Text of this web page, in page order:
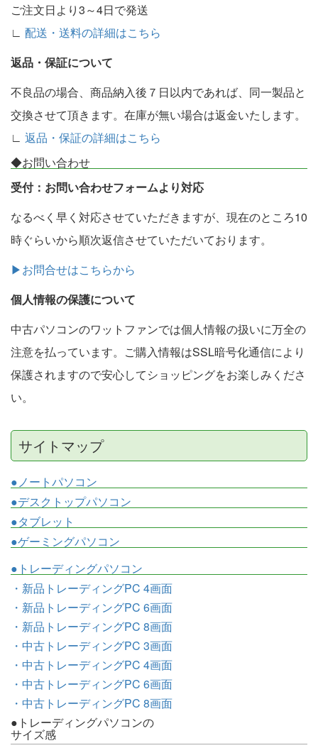
ご注文日より3～4日で発送
∟ 配送・送料の詳細はこちら
返品・保証について
不良品の場合、商品納入後７日以内であれば、同一製品と
交換させて頂きます。在庫が無い場合は返金いたします。
∟ 返品・保証の詳細はこちら
◆お問い合わせ
受付：お問い合わせフォームより対応
なるべく早く対応させていただきますが、現在のところ10
時ぐらいから順次返信させていただいております。
▶お問合せはこちらから
個人情報の保護について
中古パソコンのワットファンでは個人情報の扱いに万全の
注意を払っています。ご購入情報はSSL暗号化通信により
保護されますので安心してショッピングをお楽しみくださ
い。
サイトマップ
●ノートパソコン
●デスクトップパソコン
●タブレット
●ゲーミングパソコン
●トレーディングパソコン
・新品トレーディングPC 4画面
・新品トレーディングPC 6画面
・新品トレーディングPC 8画面
・中古トレーディングPC 3画面
・中古トレーディングPC 4画面
・中古トレーディングPC 6画面
・中古トレーディングPC 8画面
●トレーディングパソコンの
サイズ感